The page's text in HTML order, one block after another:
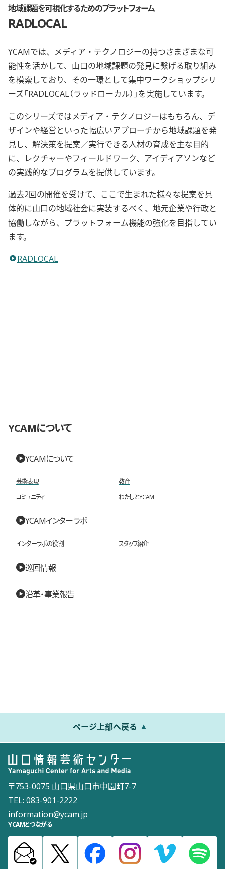
地域課題を可視化するためのプラットフォーム
RADLOCAL
YCAMでは、メディア・テクノロジーの持つさまざまな可
能性を活かして、山口の地域課題の発見に繋げる取り組み
を模索しており、その一環として集中ワークショップシリ
ーズ「RADLOCAL（ラッドローカル）」を実施しています。
このシリーズではメディア・テクノロジーはもちろん、デ
ザインや経営といった幅広いアプローチから地域課題を発
見し、解決策を提案／実行できる人材の育成を主な目的
に、レクチャーやフィールドワーク、アイディアソンなど
の実践的なプログラムを提供しています。
過去2回の開催を受けて、ここで生まれた様々な提案を具
体的に山口の地域社会に実装するべく、地元企業や行政と
協働しながら、プラットフォーム機能の強化を目指してい
ます。
RADLOCAL
YCAMについて
YCAMについて
芸術表現
教育
コミュニティ
わたしとYCAM
YCAMインターラボ
インターラボの役割 スタッフ紹介
巡回情報
沿革・事業報告
ページ上部へ戻る
〒753-0075 山口県山口市中園町7-7
TEL: 083-901-2222
information@ycam.jp
YCAMとつながる